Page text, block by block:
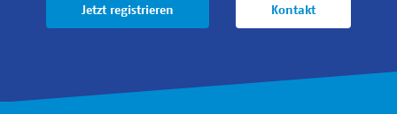
Jetzt registrieren Kontakt